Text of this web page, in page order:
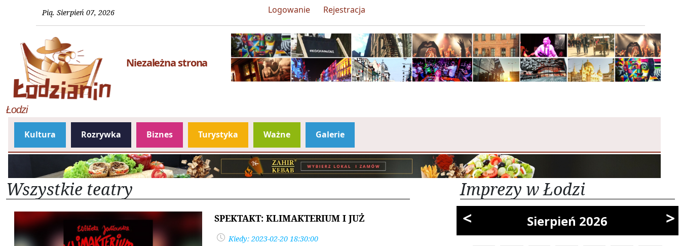
Pią. Sierpień 07, 2026 Logowanie Rejestracja
Niezależna strona
Łodzi
Kultura Rozrywka Biznes Turystyka Ważne Galerie
Wszystkie teatry
SPEKTAKT: KLIMAKTERIUM I JUŻ
Kiedy: 2023-02-20 18:30:00
Imprezy w Łodzi
<
Sierpień 2026 >